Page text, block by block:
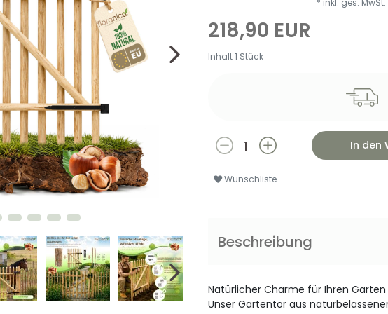
218,90 EUR
Inhalt1 Stück
In den
Wunschliste
* inkl. ges.
Beschreibung
Natürlicher Charme für Ihren Garten
Unser Gartentor aus